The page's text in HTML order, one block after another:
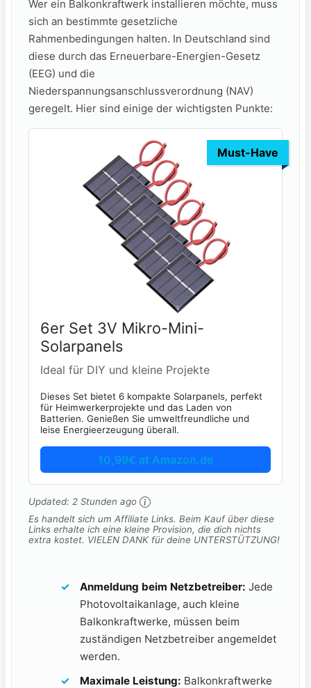
Wer ein Balkonkraftwerk⁢ installieren möchte, muss
sich an bestimmte gesetzliche
‌Rahmenbedingungen halten. In Deutschland sind
diese durch das Erneuerbare-Energien-Gesetz
(EEG) und die
Niederspannungsanschlussverordnung (NAV)
geregelt. Hier sind einige der wichtigsten Punkte:
Must-Have
6er Set 3V Mikro-Mini-
Solarpanels
Ideal für DIY und kleine Projekte
Dieses Set bietet 6 kompakte Solarpanels, perfekt
für Heimwerkerprojekte und das Laden von
Batterien. Genießen Sie umweltfreundliche und
leise Energieerzeugung überall.
10,99€ at Amazon.de
Updated: 2 Stunden ago
Es handelt sich um Affiliate Links. Beim Kauf über diese
Links erhalte ich eine kleine Provision, die dich nichts
extra kostet. VIELEN DANK für deine UNTERSTÜTZUNG!
Anmeldung beim Netzbetreiber: Jede
Photovoltaikanlage, auch kleine
Balkonkraftwerke, müssen beim
zuständigen Netzbetreiber angemeldet
werden.
Maximale Leistung: Balkonkraftwerke